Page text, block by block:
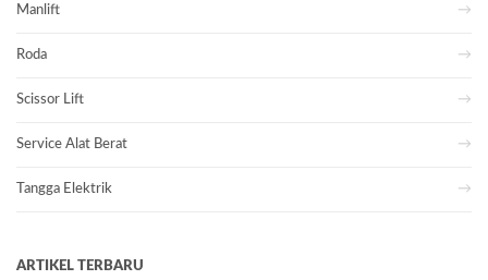
Manlift
Roda
Scissor Lift
Service Alat Berat
Tangga Elektrik
ARTIKEL TERBARU